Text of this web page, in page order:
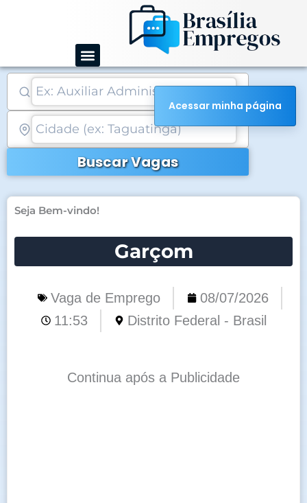
conteúdo
Buscar Vagas
Seja Bem-vindo!
Garçom
Vaga de Emprego
08/07/2026
11:53
Distrito Federal - Brasil
Continua após a Publicidade
Acessar minha página